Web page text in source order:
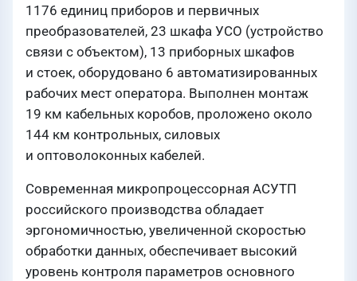
1176 единиц приборов и первичных
преобразователей, 23 шкафа УСО (устройство
связи с объектом), 13 приборных шкафов
и стоек, оборудовано 6 автоматизированных
рабочих мест оператора. Выполнен монтаж
19 км кабельных коробов, проложено около
144 км контрольных, силовых
и оптоволоконных кабелей.
Современная микропроцессорная АСУТП
российского производства обладает
эргономичностью, увеличенной скоростью
обработки данных, обеспечивает высокий
уровень контроля параметров основного